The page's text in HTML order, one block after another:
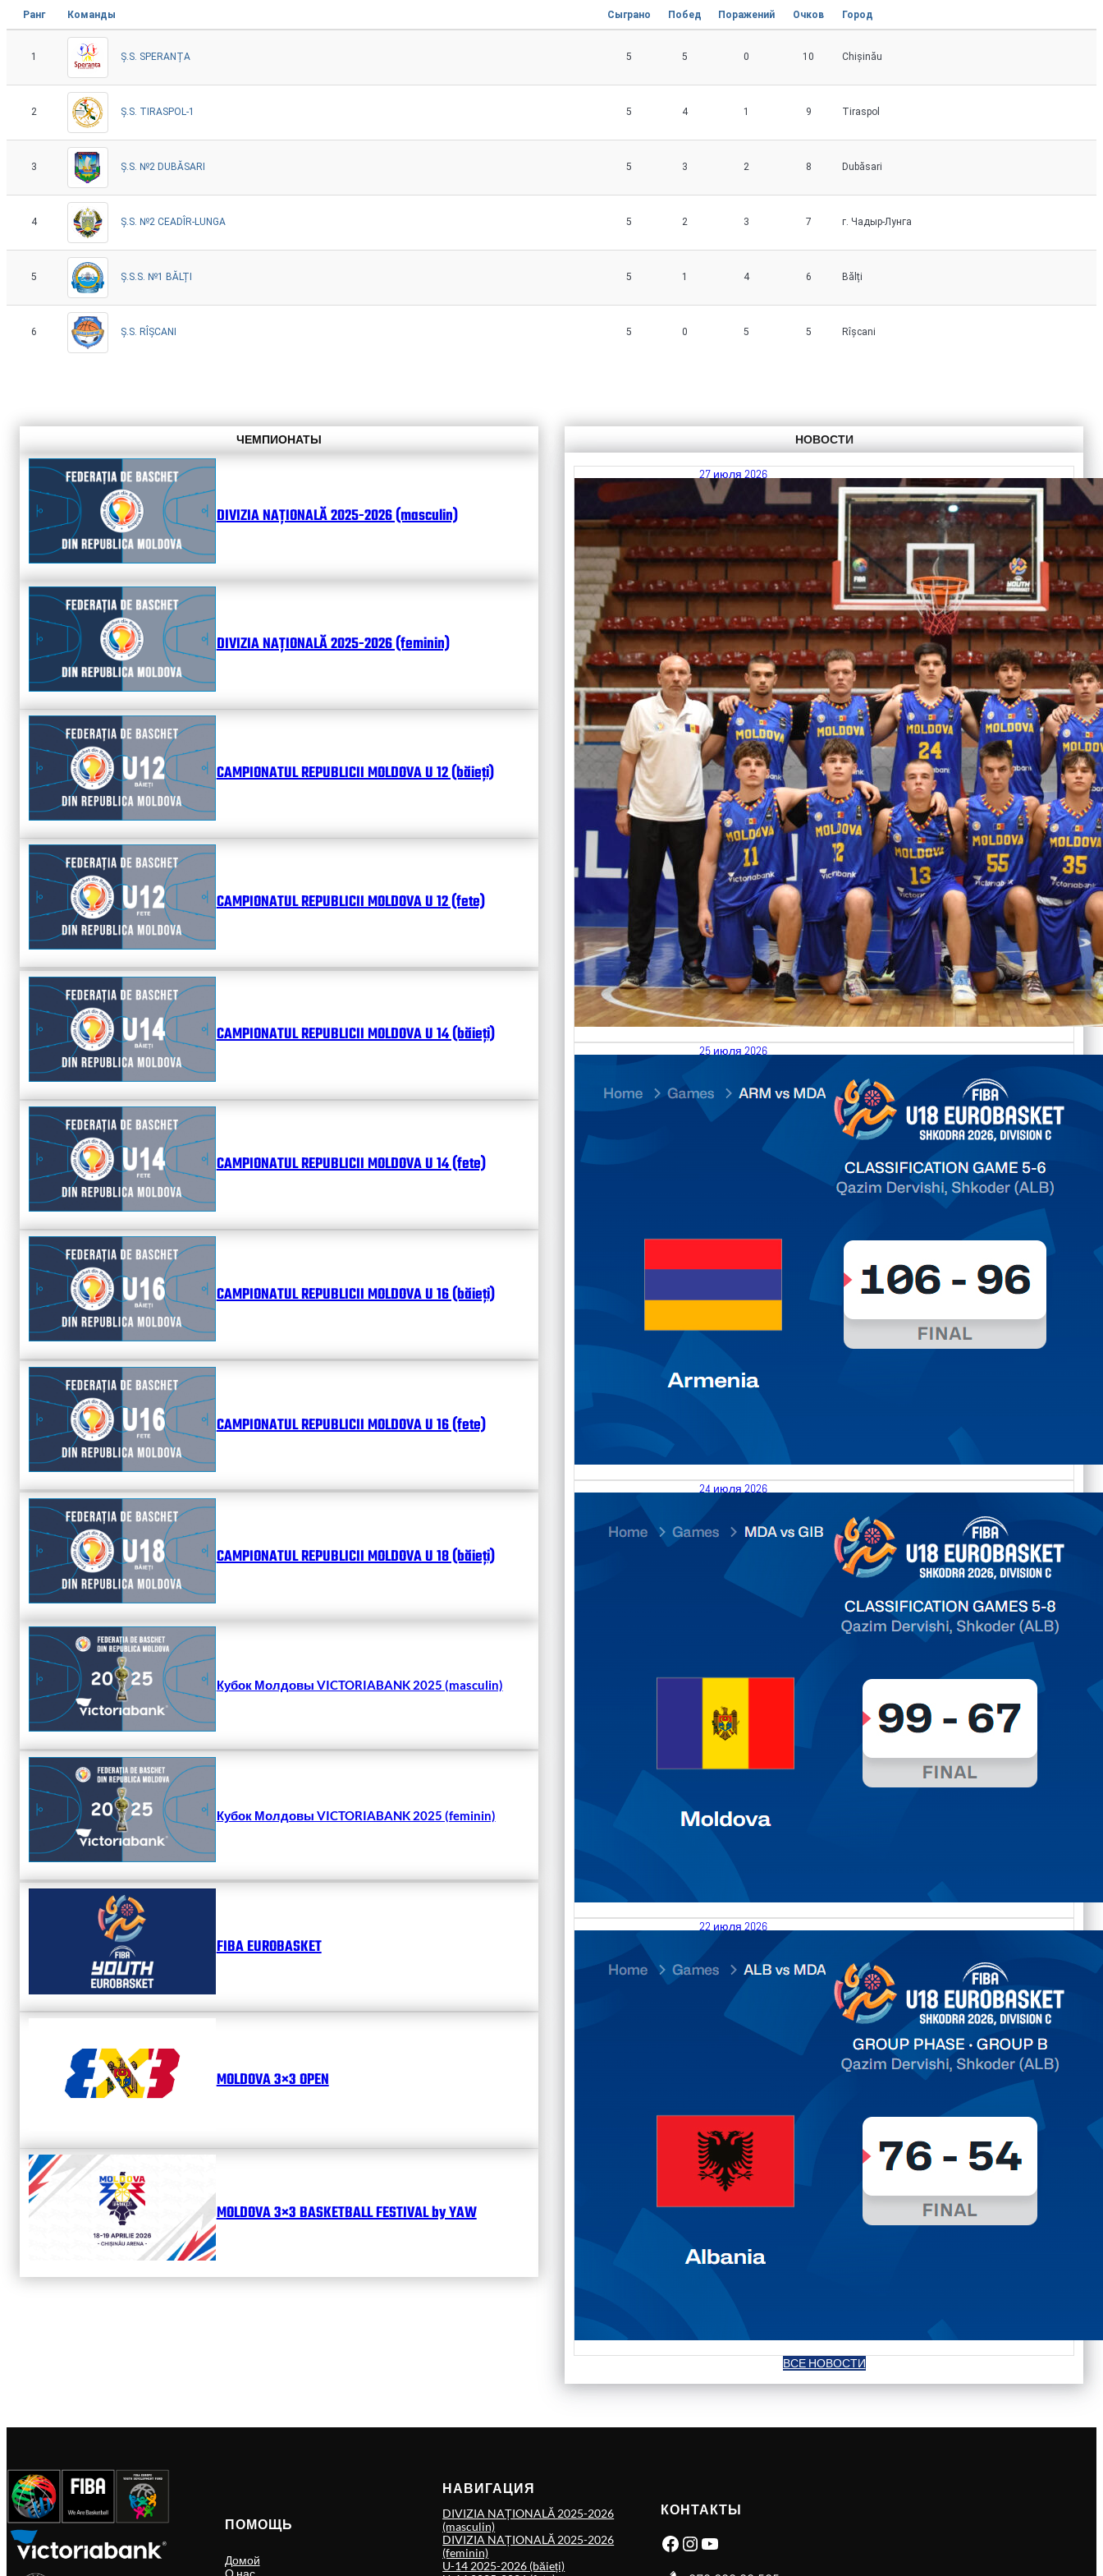
Ранг Команды Сыграно Побед Поражений Очков Город
1 Ș.S. SPERANȚA 5 5 0 10 Chișinău
2 Ș.S. TIRASPOL-1 5 4 1 9 Tiraspol
3 Ș.S. №2 DUBĂSARI 5 3 2 8 Dubăsari
4 Ș.S. №2 CEADÎR-LUNGA 5 2 3 7 г. Чадыр-Лунга
5 Ș.S.S. №1 BĂLȚI 5 1 4 6 Bălți
6 Ș.S. RÎȘCANI 5 0 5 5 Rîșcani
ЧЕМПИОНАТЫ
DIVIZIA NAȚIONALĂ 2025-2026 (masculin)
DIVIZIA NAȚIONALĂ 2025-2026 (feminin)
CAMPIONATUL REPUBLICII MOLDOVA U 12 (băieți)
CAMPIONATUL REPUBLICII MOLDOVA U 12 (fete)
CAMPIONATUL REPUBLICII MOLDOVA U 14 (băieți)
CAMPIONATUL REPUBLICII MOLDOVA U 14 (fete)
CAMPIONATUL REPUBLICII MOLDOVA U 16 (băieți)
CAMPIONATUL REPUBLICII MOLDOVA U 16 (fete)
CAMPIONATUL REPUBLICII MOLDOVA U 18 (băieți)
Кубок Молдовы VICTORIABANK 2025 (masculin)
Кубок Молдовы VICTORIABANK 2025 (feminin)
FIBA EUROBASKET
MOLDOVA 3×3 OPEN
MOLDOVA 3×3 BASKETBALL FESTIVAL by YAW
НОВОСТИ
27 июля 2026
Итоги FIBA U18 EuroBasket 2026, Division C
Календарь
Читать далее
25 июля 2026
26.07.2026 Armenia vs Moldova FIBA U18 EuroBasket 2026,
Division C
Календарь
Читать далее
24 июля 2026
25.07.2026 Moldova vs Gibraltar FIBA U18 EuroBasket 2026,
Division C
Календарь
Читать далее
22 июля 2026
23.07.2026 Albania vs Moldova FIBA U18 EuroBasket 2026,
Division C
Календарь
Читать далее
ВСЕ НОВОСТИ
ПОМОЩЬ
Домой
О нас
НАВИГАЦИЯ
DIVIZIA NAȚIONALĂ 2025-2026
(masculin)
DIVIZIA NAȚIONALĂ 2025-2026
(feminin)
U-14 2025-2026 (băieți)
КОНТАКТЫ
Facebook Instagram YouTube